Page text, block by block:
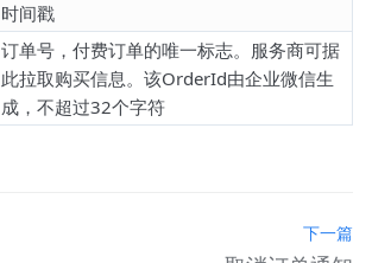
时间戳
订单号，付费订单的唯一标志。服务商可据
此拉取购买信息。该OrderId由企业微信生
成，不超过32个字符
下一篇